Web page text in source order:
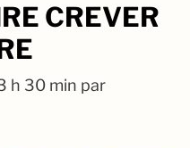
CREVER
h 30 min par